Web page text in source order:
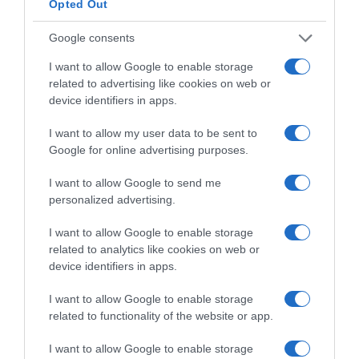
Opted Out
Google consents
I want to allow Google to enable storage
related to advertising like cookies on web or
device identifiers in apps.
I want to allow my user data to be sent to
Google for online advertising purposes.
I want to allow Google to send me
personalized advertising.
I want to allow Google to enable storage
related to analytics like cookies on web or
device identifiers in apps.
I want to allow Google to enable storage
related to functionality of the website or app.
I want to allow Google to enable storage
Supermercado
CARREFOUR
10 Mar 2024
Condiciones y/o fecha de consumo una vez
abierto el envase: Una vez abierto conservar en el
frigorífico y consumir en 3-4 días. Denominación
parcialmente a partir de concentrado con 11